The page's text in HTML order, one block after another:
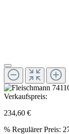
Verkaufspreis:
234,60 €
% Regulärer Preis: